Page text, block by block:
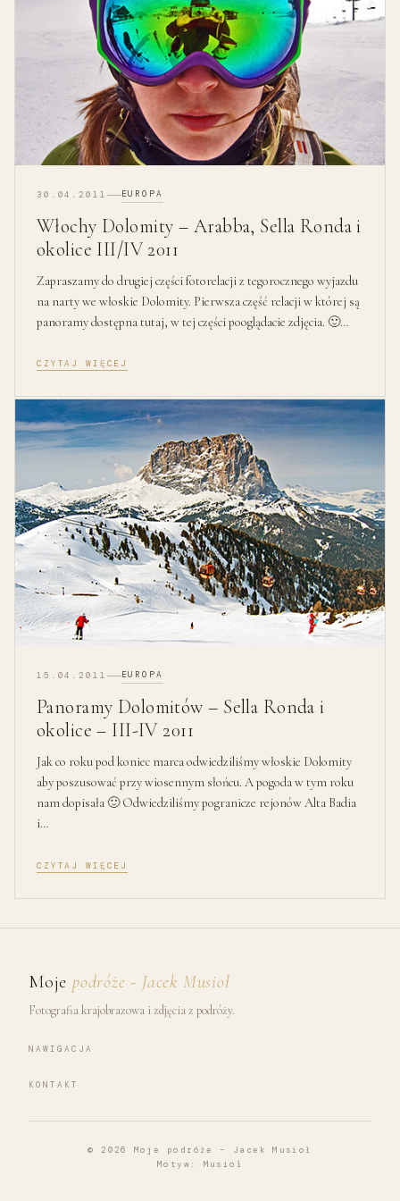
30.04.2011 EUROPA
Włochy Dolomity – Arabba, Sella Ronda i
okolice III/IV 2011
Zapraszamy do drugiej części fotorelacji z tegorocznego wyjazdu
na narty we włoskie Dolomity. Pierwsza część relacji w której są
panoramy dostępna tutaj, w tej części pooglądacie zdjęcia. 🙂…
CZYTAJ WIĘCEJ
15.04.2011 EUROPA
Panoramy Dolomitów – Sella Ronda i
okolice – III-IV 2011
Jak co roku pod koniec marca odwiedziliśmy włoskie Dolomity
aby poszusować przy wiosennym słońcu. A pogoda w tym roku
nam dopisała 🙂 Odwiedziliśmy pogranicze rejonów Alta Badia
i…
CZYTAJ WIĘCEJ
Moje podróże - Jacek Musioł
Fotografia krajobrazowa i zdjęcia z podróży.
NAWIGACJA
KONTAKT
© 2026Moje podróże – Jacek Musioł
Motyw: Musioł